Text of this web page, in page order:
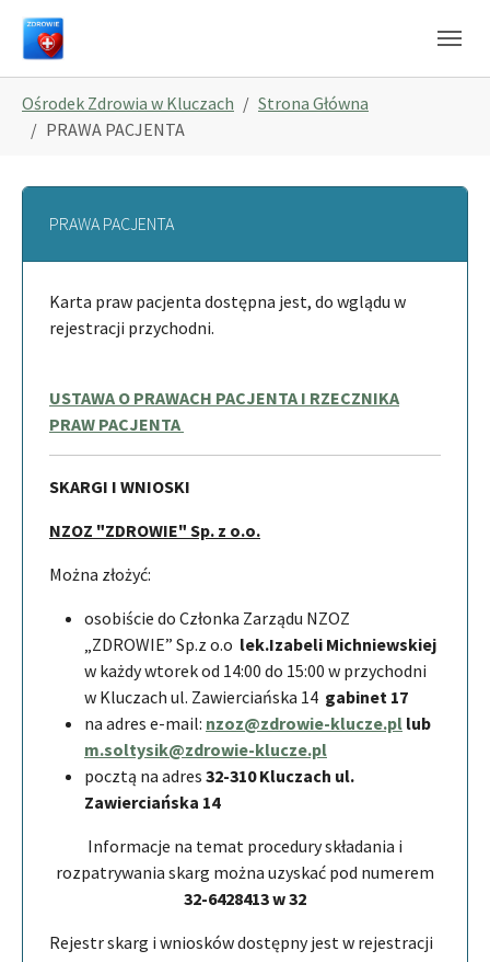
Skip to main navigation
Skip to main content
Skip to page footer
Ośrodek Zdrowia w Kluczach
Strona Główna
PRAWA PACJENTA
PRAWA PACJENTA
Karta praw pacjenta dostępna jest, do wglądu w
rejestracji przychodni.
USTAWA O PRAWACH PACJENTA I RZECZNIKA
PRAW PACJENTA
SKARGI I WNIOSKI
NZOZ "ZDROWIE" Sp. z o.o.
Można złożyć:
osobiście do Członka Zarządu NZOZ
„ZDROWIE” Sp.z o.o lek.Izabeli Michniewskiej
w każdy wtorek od 14:00 do 15:00 w przychodni
w Kluczach ul. Zawierciańska 14 gabinet 17
na adres e-mail: nzoz@zdrowie-klucze.pl lub
m.soltysik@zdrowie-klucze.pl
pocztą na adres 32-310 Kluczach ul.
Zawierciańska 14
Informacje na temat procedury składania i
rozpatrywania skarg można uzyskać pod numerem
32-6428413 w 32
Rejestr skarg i wniosków dostępny jest w rejestracji